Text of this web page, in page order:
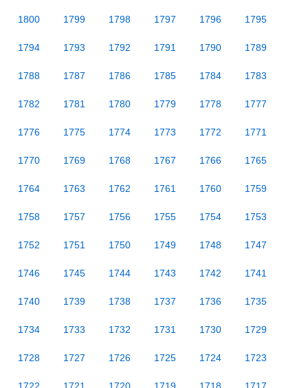
1800 1799 1798 1797 1796 1795
1794 1793 1792 1791 1790 1789
1788 1787 1786 1785 1784 1783
1782 1781 1780 1779 1778 1777
1776 1775 1774 1773 1772 1771
1770 1769 1768 1767 1766 1765
1764 1763 1762 1761 1760 1759
1758 1757 1756 1755 1754 1753
1752 1751 1750 1749 1748 1747
1746 1745 1744 1743 1742 1741
1740 1739 1738 1737 1736 1735
1734 1733 1732 1731 1730 1729
1728 1727 1726 1725 1724 1723